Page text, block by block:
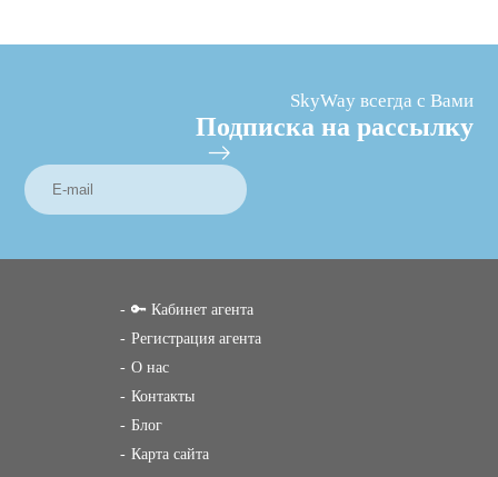
SkyWay всегда с Вами
Подписка на рассылку
🔑 Кабинет агента
Регистрация агента
О нас
Контакты
Блог
Карта сайта